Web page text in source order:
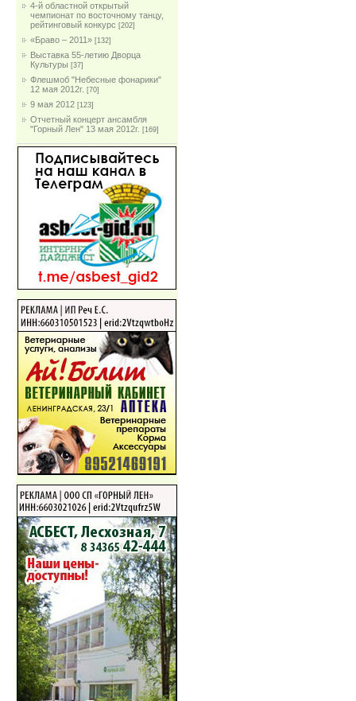
4-й областной открытый
чемпионат по восточному танцу,
рейтинговый конкурс [202]
«Браво – 2011» [132]
Выставка 55-летию Дворца
Культуры [37]
Флешмоб "Небесные фонарики"
12 мая 2012г. [70]
9 мая 2012 [123]
Отчетный концерт ансамбля
"Горный Лен" 13 мая 2012г. [169]